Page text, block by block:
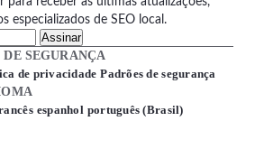
especializados de SEO local.
Assinar
DE SEGURANÇA
de privacidade Padrões de segurança
espanhol português (Brasil)